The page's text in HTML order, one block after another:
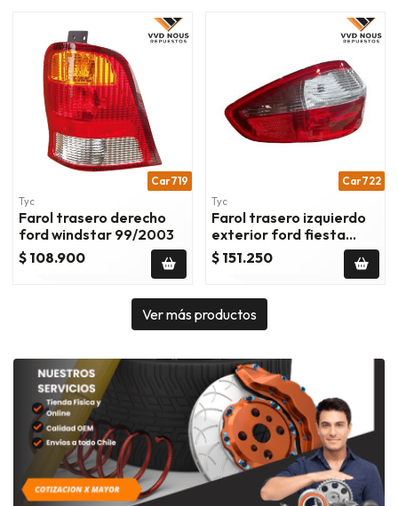
Car719
Tyc
Farol trasero derecho
ford windstar 99/2003
$ 108.900
Car722
Tyc
Farol trasero izquierdo
exterior ford fiesta
sedan 2013/
$ 151.250
Ver más productos